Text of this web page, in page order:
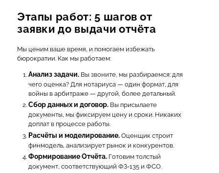
Этапы работ: 5 шагов от
заявки до выдачи отчёта
Мы ценим ваше время, и помогаем избежать
бюрократии. Как мы работаем:
Анализ задачи.Вы звоните, мы разбираемся: для
чего оценка? Для нотариуса — один формат, для
войны в арбитраже — другой, более детальный.
Сбор данных и договор.Вы присылаете
документы, мы фиксируем цену и сроки. Никаких
доплат в процессе работы.
Расчёты и моделирование.Оценщик строит
финмодель, анализирует рынок и конкурентов.
Формирование Отчёта.Готовим толстый
документ, соответствующий ФЗ-135 и ФСО.